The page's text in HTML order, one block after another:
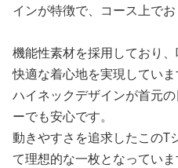
インが特徴で、コース上でお
機能性素材を採用しており
快適な着心地を実現していま
ハイネックデザインが首元
ーでも安心です。
動きやすさを追求したこのT
て理想的な一枚となっていま